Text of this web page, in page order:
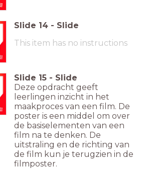
Slide 14 - Slide
This item has no instructions
Slide 15 - Slide
Deze opdracht geeft
leerlingen inzicht in het
maakproces van een film. De
poster is een middel om over
de basiselementen van een
film na te denken. De
uitstraling en de richting van
de film kun je terugzien in de
filmposter.